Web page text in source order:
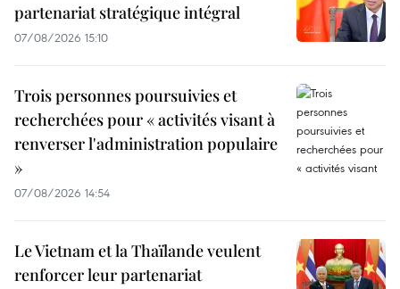
partenariat stratégique intégral
07/08/2026 15:10
Trois personnes poursuivies et
recherchées pour « activités visant à
renverser l'administration populaire
»
07/08/2026 14:54
Le Vietnam et la Thaïlande veulent
renforcer leur partenariat